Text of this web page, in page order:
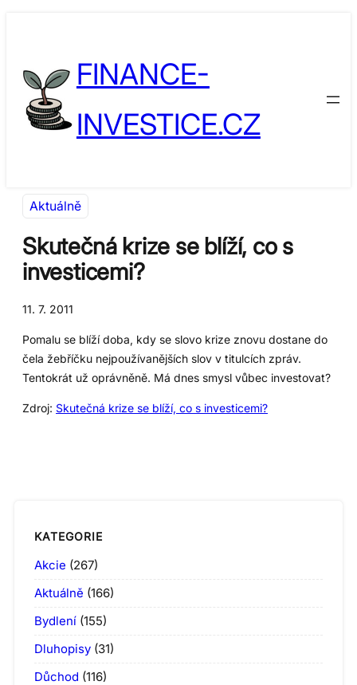
FINANCE-
INVESTICE.CZ
Aktuálně
Skutečná krize se blíží, co s
investicemi?
11. 7. 2011
Pomalu se blíží doba, kdy se slovo krize znovu dostane do
čela žebříčku nejpoužívanějších slov v titulcích zpráv.
Tentokrát už oprávněně. Má dnes smysl vůbec investovat?
Zdroj: Skutečná krize se blíží, co s investicemi?
KATEGORIE
Akcie (267)
Aktuálně (166)
Bydlení (155)
Dluhopisy (31)
Důchod (116)